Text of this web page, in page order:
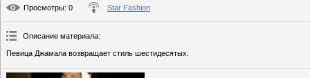
Просмотры: 0 Star Fashion
Описание материала:
Певица Джамала возвращает стиль шестидесятых.